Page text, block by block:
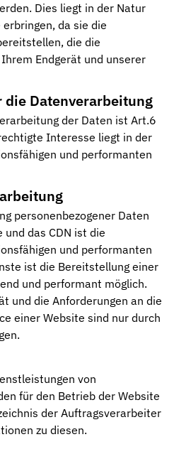
Dies liegt in der Natur
da sie die
die die
Endgerät und unserer
die Datenverarbeitung
der Daten ist Art.6
Interesse liegt in der
und performanten
personenbezogener Daten
das CDN ist die
und performanten
ist die Bereitstellung einer
und performant möglich.
und die Anforderungen an die
einer Website sind nur durch
von
für den Betrieb der Website
der Auftragsverarbeiter
zu diesen.